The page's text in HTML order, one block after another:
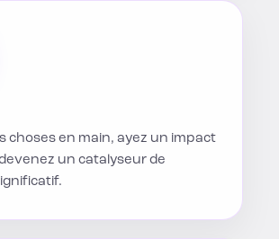
choses en main, ayez un impact
un catalyseur de